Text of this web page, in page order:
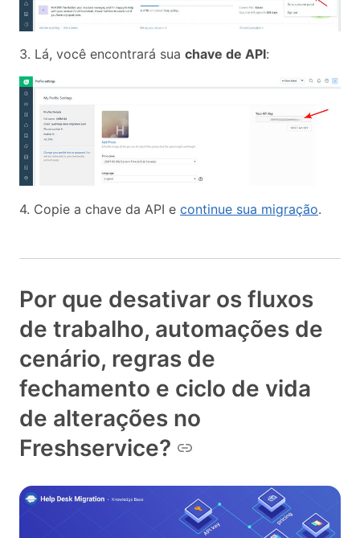
3. Lá, você encontrará sua chave de API:
4. Copie a chave da API e continue sua migração.
Por que desativar os fluxos
de trabalho, automações de
cenário, regras de
fechamento e ciclo de vida
de alterações no
Freshservice?